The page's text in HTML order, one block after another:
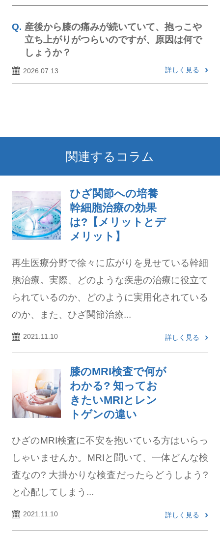
産後から膝の痛みが続いていて、抱っこや
立ち上がりがつらいのですが、原因は何で
しょうか？
2026.07.13 詳しく見る
関連するコラム
ひざ関節への培養
幹細胞治療の効果
は?【メリットとデ
メリット】
再生医療分野で徐々に広がりを見せている幹細
胞治療。実際、どのような疾患の治療に役立て
られているのか、どのように実用化されている
のか、また、ひざ関節治療...
2021.11.10 詳しく見る
膝のMRI検査で何が
わかる? 知ってお
きたいMRIとレン
トゲンの違い
ひざのMRI検査に不安を抱いている方はいらっ
しゃいませんか。MRIと聞いて、一体どんな検
査なの? 大掛かりな検査だったらどうしよう?
と心配してしまう...
2021.11.10 詳しく見る